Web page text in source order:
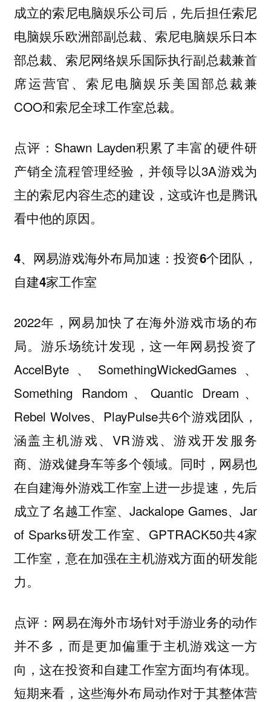
成立的索尼电脑娱乐公司后，先后担任索尼
电脑娱乐欧洲部副总裁、索尼电脑娱乐日本
部总裁、索尼网络娱乐国际执行副总裁兼首
席运营官、索尼电脑娱乐美国部总裁兼
COO和索尼全球工作室总裁。
点评： Shawn Layden积累了丰富的硬件研
产销全流程管理经验，并领导以3A游戏为
主的索尼内容生态的建设，这或许也是腾讯
看中他的原因。
4、网易游戏海外布局加速：投资6个团队，
自建4家工作室
2022年，网易加快了在海外游戏市场的布
局。游乐场统计发现，这一年网易投资了
AccelByte、SomethingWickedGames、
Something Random、Quantic Dream、
Rebel Wolves、PlayPulse共6个游戏团队，
涵盖主机游戏、VR游戏、游戏开发服务
商、游戏健身车等多个领域。同时，网易也
在自建海外游戏工作室上进一步提速，先后
成立了名越工作室、Jackalope Games、Jar
of Sparks研发工作室、GPTRACK50共4家
工作室，意在加强在主机游戏方面的研发能
力。
点评： 网易在海外市场针对手游业务的动作
并不多，而是更加偏重于主机游戏这一方
向，这在投资和自建工作室方面均有体现。
短期来看，这些海外布局动作对于其整体营